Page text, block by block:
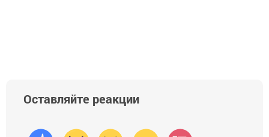
Оставляйте реакции